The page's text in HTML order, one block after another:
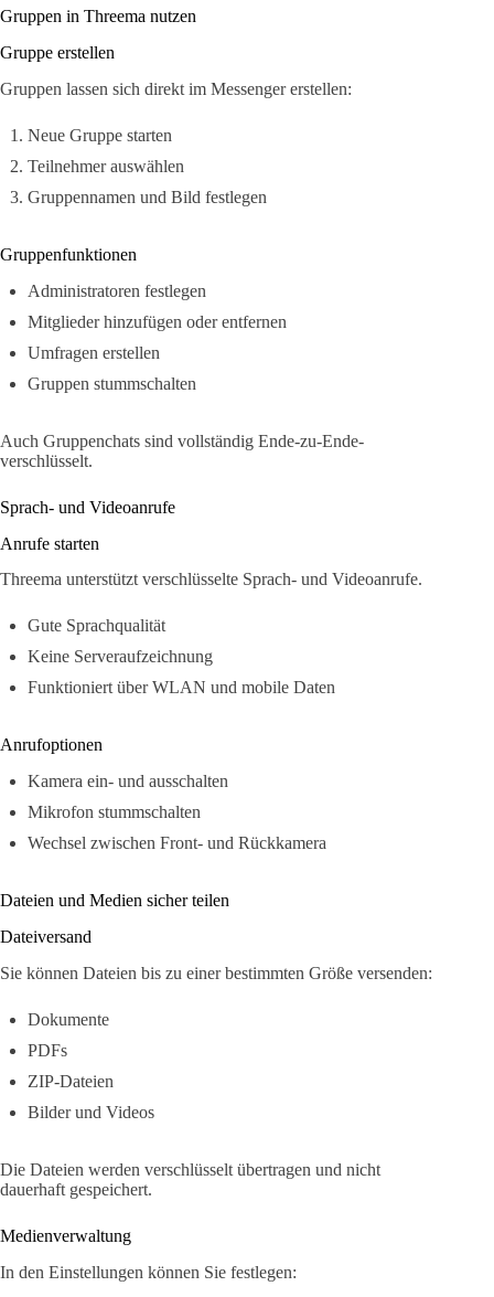
Gruppen in Threema nutzen
Gruppe erstellen
Gruppen lassen sich direkt im Messenger erstellen:
Neue Gruppe starten
Teilnehmer auswählen
Gruppennamen und Bild festlegen
Gruppenfunktionen
Administratoren festlegen
Mitglieder hinzufügen oder entfernen
Umfragen erstellen
Gruppen stummschalten
Auch Gruppenchats sind vollständig Ende-zu-Ende-
verschlüsselt.
Sprach- und Videoanrufe
Anrufe starten
Threema unterstützt verschlüsselte Sprach- und Videoanrufe.
Gute Sprachqualität
Keine Serveraufzeichnung
Funktioniert über WLAN und mobile Daten
Anrufoptionen
Kamera ein- und ausschalten
Mikrofon stummschalten
Wechsel zwischen Front- und Rückkamera
Dateien und Medien sicher teilen
Dateiversand
Sie können Dateien bis zu einer bestimmten Größe versenden:
Dokumente
PDFs
ZIP-Dateien
Bilder und Videos
Die Dateien werden verschlüsselt übertragen und nicht
dauerhaft gespeichert.
Medienverwaltung
In den Einstellungen können Sie festlegen: